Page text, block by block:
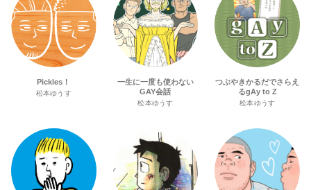
Pickles！
松本ゆうす
一生に一度も使わない
GAY会話
松本ゆうす
つぶやきかるだでさらえ
るgAy to Z
松本ゆうす